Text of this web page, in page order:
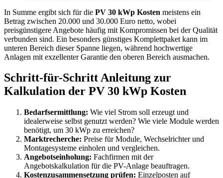
In Summe ergibt sich für die PV 30 kWp Kosten meistens ein
Betrag zwischen 20.000 und 30.000 Euro netto, wobei
preisgünstigere Angebote häufig mit Kompromissen bei der Qualität
verbunden sind. Ein besonders günstiges Komplettpaket kann im
unteren Bereich dieser Spanne liegen, während hochwertige
Anlagen mit exzellenter Garantie den oberen Bereich ausmachen.
Schritt-für-Schritt Anleitung zur
Kalkulation der PV 30 kWp Kosten
Bedarfsermittlung: Wie viel Strom soll erzeugt und
idealerweise selbst genutzt werden? Wie viele Module werden
benötigt, um 30 kWp zu erreichen?
Marktrecherche: Preise für Module, Wechselrichter und
Montagesysteme einholen und vergleichen.
Angebotseinholung: Fachfirmen mit der
Angebotskalkulation für die PV-Anlage beauftragen.
Kostenzusammensetzung prüfen: Einzelposten auf